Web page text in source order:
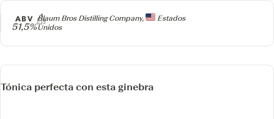
Producer
Blaum Bros Distilling Company,
Estados
Unidos
ABV
51,5%
Tónica perfecta con esta ginebra